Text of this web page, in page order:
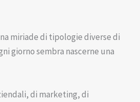
miriade di tipologie diverse di
giorno sembra nascerne una
di marketing, di